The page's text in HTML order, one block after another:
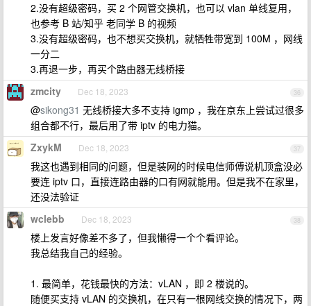
2.没有超级密码，买 2 个网管交换机，也可以 vlan 单线复用，
也参考 B 站/知乎 老同学 B 的视频
3.没有超级密码，也不想买交换机，就牺牲带宽到 100M ，网线
一分二
3.再退一步，再买个路由器无线桥接
36
zmcity Dec 18, 2023
@sikong31 无线桥接大多不支持 igmp ，我在京东上尝试过很多
组合都不行，最后用了带 iptv 的电力猫。
37
ZxykM Dec 18, 2023
我这也遇到相同的问题，但是装网的时候电信师傅说机顶盒没必
要连 iptv 口，直接连路由器的口有网就能用。但是我不在家里，
还没法验证
38
wclebb Dec 18, 2023
楼上发言好像差不多了，但我懒得一个个看评论。
我总结我自己的经验。
1. 最简单，花钱最快的方法：vLAN ，即 2 楼说的。
随便买支持 vLAN 的交换机，在只有一根网线交换的情况下，两